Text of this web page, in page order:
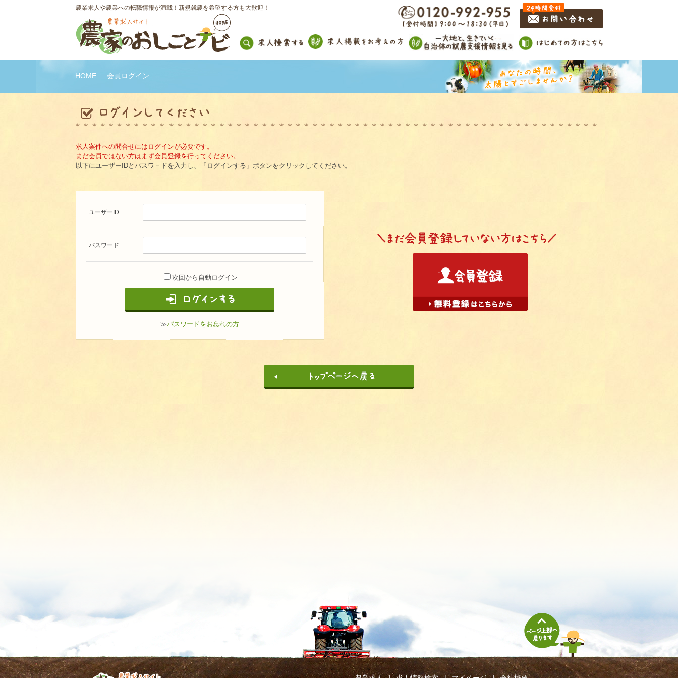
農業求人や農業への転職情報が満載！新規就農を希望する方も大歓迎！
HOME 会員ログイン
求人案件への問合せにはログインが必要です。
まだ会員ではない方はまず会員登録を行ってください。
以下にユーザーIDとパスワ－ドを入力し、「ログインする」ボタンをクリックしてください。
ユーザーID
パスワード
次回から自動ログイン
≫パスワードをお忘れの方